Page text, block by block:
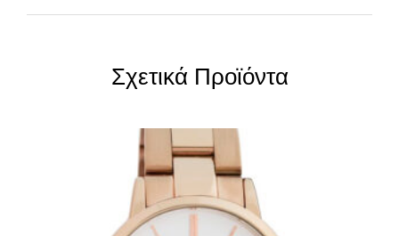
Σχετικά Προϊόντα